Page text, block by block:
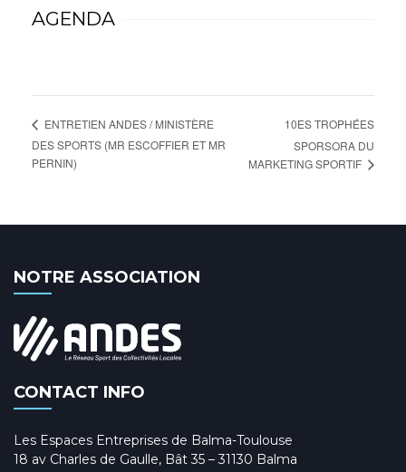
AGENDA
ENTRETIEN ANDES / MINISTÈRE
DES SPORTS (MR ESCOFFIER ET MR
PERNIN)
10ES TROPHÉES
SPORSORA DU
MARKETING SPORTIF
NOTRE ASSOCIATION
CONTACT INFO
Les Espaces Entreprises de Balma-Toulouse
18 av Charles de Gaulle, Bât 35 – 31130 Balma